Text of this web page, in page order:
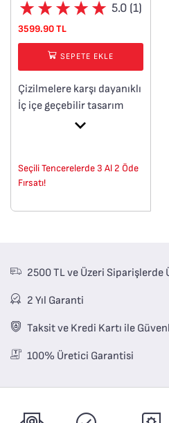
5.0 (1)
3599.90 TL
SEPETE EKLE
Çizilmelere karşı dayanıklı
İç içe geçebilir tasarım
Üstün ısıtma performansı
Seçili Tencerelerde 3 Al 2 Öde
Fırsatı!
2500 TL ve Üzeri Siparişlerde
2 Yıl Garanti
Taksit ve Kredi Kartı ile
100% Üretici Garantisi